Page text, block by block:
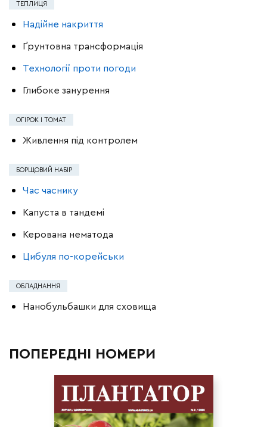
ТЕПЛИЦЯ
Надійне накриття
Ґрунтовна трансформація
Технології проти погоди
Глибоке занурення
ОГІРОК І ТОМАТ
Живлення під контролем
БОРЩОВИЙ НАБІР
Час часнику
Капуста в тандемі
Керована нематода
Цибуля по-корейськи
ОБЛАДНАННЯ
Нанобульбашки для сховища
ПОПЕРЕДНІ НОМЕРИ